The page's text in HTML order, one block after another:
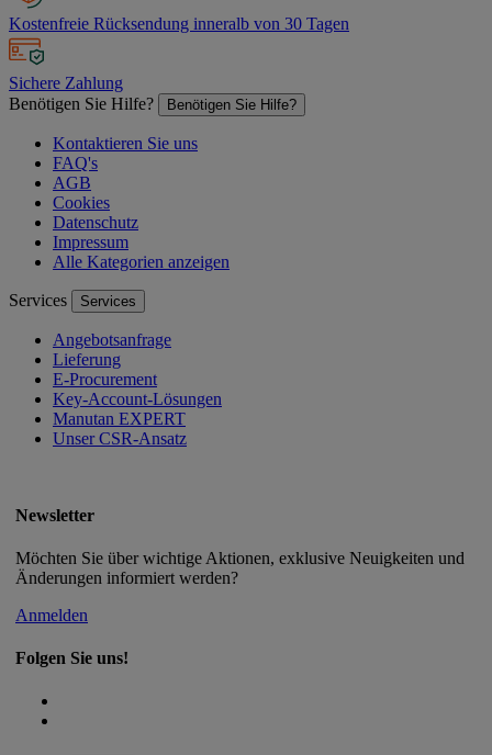
Kostenfreie Rücksendung inneralb von 30 Tagen
Sichere Zahlung
Benötigen Sie Hilfe?
Benötigen Sie Hilfe?
Kontaktieren Sie uns
FAQ's
AGB
Cookies
Datenschutz
Impressum
Alle Kategorien anzeigen
Services Services
Angebotsanfrage
Lieferung
E-Procurement
Key-Account-Lösungen
Manutan EXPERT
Unser CSR-Ansatz
Newsletter
Möchten Sie über wichtige Aktionen, exklusive Neuigkeiten und
Änderungen informiert werden?
Anmelden
Folgen Sie uns!